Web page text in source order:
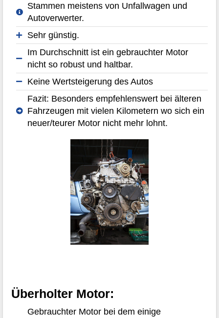
Stammen meistens von Unfallwagen und
Autoverwerter.
Sehr günstig.
Im Durchschnitt ist ein gebrauchter Motor
nicht so robust und haltbar.
Keine Wertsteigerung des Autos
Fazit: Besonders empfehlenswert bei älteren
Fahrzeugen mit vielen Kilometern wo sich ein
neuer/teurer Motor nicht mehr lohnt.
Überholter Motor:
Gebrauchter Motor bei dem einige